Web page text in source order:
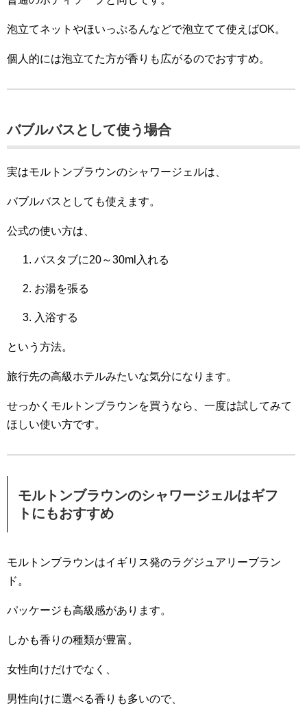
泡立てネットやほいっぷるんなどで泡立てて使えばOK。
個人的には泡立てた方が香りも広がるのでおすすめ。
バブルバスとして使う場合
実はモルトンブラウンのシャワージェルは、
バブルバスとしても使えます。
公式の使い方は、
バスタブに20～30ml入れる
お湯を張る
入浴する
という方法。
旅行先の高級ホテルみたいな気分になります。
せっかくモルトンブラウンを買うなら、 一度は試してみて
ほしい使い方です。
モルトンブラウンのシャワージェルはギフ
トにもおすすめ
モルトンブラウンはイギリス発のラグジュアリーブラン
ド。
パッケージも高級感があります。
しかも香りの種類が豊富。
女性向けだけでなく、
男性向けに選べる香りも多いので、